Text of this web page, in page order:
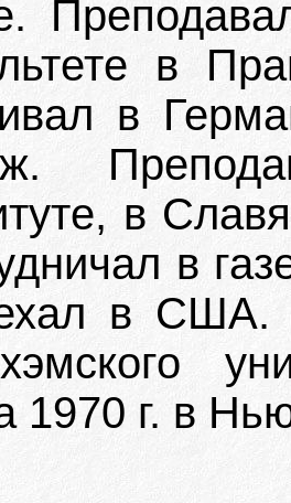
в
в
в
в
в США.
1970 г. в